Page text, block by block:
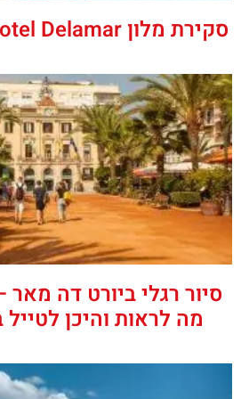
סקירת מלון Hotel Delamar ביורט דה מאר
סיור רגלי ביורט דה
מה לראות והיכן